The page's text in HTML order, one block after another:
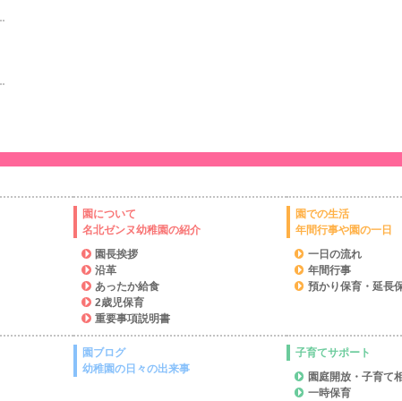
園について
名北ゼンヌ幼稚園の紹介
園長挨拶
沿革
あったか給食
2歳児保育
重要事項説明書
園での生活
年間行事や園の一日
一日の流れ
年間行事
預かり保育・延長
園ブログ
幼稚園の日々の出来事
子育てサポート
園庭開放・子育て
一時保育